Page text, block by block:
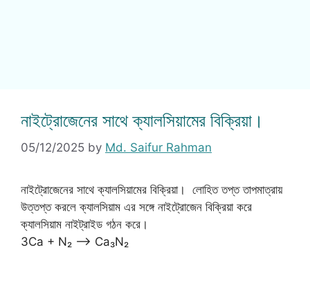
নাইট্রোজেনের সাথে ক্যালসিয়ামের বিক্রিয়া।
05/12/2025 by Md. Saifur Rahman
নাইট্রোজেনের সাথে ক্যালসিয়ামের বিক্রিয়া। লোহিত তপ্ত তাপমাত্রায়
উত্তপ্ত করলে ক্যালসিয়াম এর সঙ্গে নাইট্রোজেন বিক্রিয়া করে
ক্যালসিয়াম নাইট্রাইড গঠন করে।
3Ca + N₂ ——> Ca₃N₂